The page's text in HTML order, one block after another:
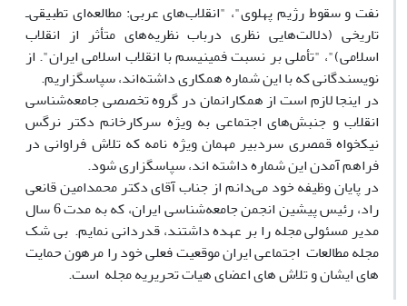
نفت و سقوط رژیم پهلوی"، "انقلاب‌های عربی: مطالعه‌ای تطبیقی‌ـ
تاریخی (دلالت‌هایی نظری درباب نظریه‌های متأثر از انقلاب
اسلامی)"، "تأملی بر نسبت فمینیسم با انقلاب اسلامی ایران". از
نویسندگانی که با این شماره همکاری داشته‌اند، سپاسگزاریم.
در اینجا لازم است از همکارانمان در گروه تخصصی جامعه‌شناسی
انقلاب و جنبش‌های اجتماعی به ویژه سرکارخانم دکتر نرگس
نیکخواه قمصری سردبیر مهمان ویژه نامه که تلاش فراوانی در
فراهم آمدن این شماره داشته اند، سپاسگزاری شود.
در پایان وظیفه خود می‌دانم از جناب آقای دکتر محمدامین قانعی
راد، رئیس پیشین انجمن جامعه‌شناسی ایران، که به مدت 6 سال
مدیر مسئولی مجله را بر عهده داشتند، قدردانی نمایم. بی شک
مجله مطالعات اجتماعی ایران موقعیت فعلی خود را مرهون حمایت
های ایشان و تلاش های اعضای هیات تحریریه مجله است.